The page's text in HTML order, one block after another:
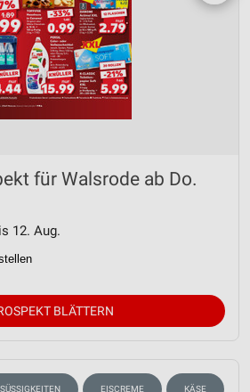
für Walsrode ab Do.
12. Aug.
BLÄTTERN
EISCREME KÄSE